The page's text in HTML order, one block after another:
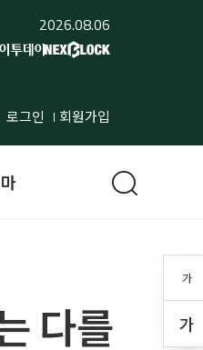
2026.08.06
로그인 회원가입
가
가
다를